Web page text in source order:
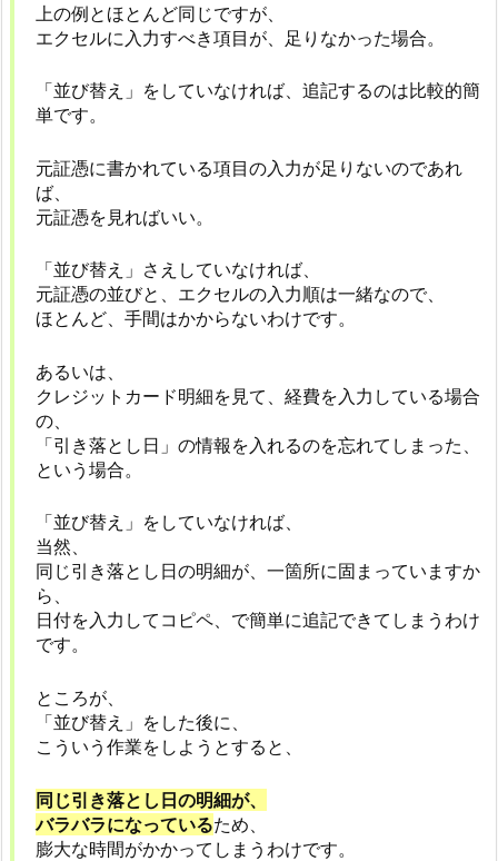
上の例とほとんど同じですが、
エクセルに入力すべき項目が、足りなかった場合。
「並び替え」をしていなければ、追記するのは比較的簡
単です。
元証憑に書かれている項目の入力が足りないのであれ
ば、
元証憑を見ればいい。
「並び替え」さえしていなければ、
元証憑の並びと、エクセルの入力順は一緒なので、
ほとんど、手間はかからないわけです。
あるいは、
クレジットカード明細を見て、経費を入力している場合
の、
「引き落とし日」の情報を入れるのを忘れてしまった、
という場合。
「並び替え」をしていなければ、
当然、
同じ引き落とし日の明細が、一箇所に固まっていますか
ら、
日付を入力してコピペ、で簡単に追記できてしまうわけ
です。
ところが、
「並び替え」をした後に、
こういう作業をしようとすると、
同じ引き落とし日の明細が、
バラバラになっているため、
膨大な時間がかかってしまうわけです。